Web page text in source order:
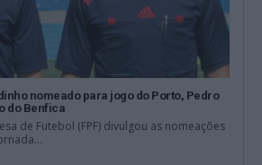
nomeado para jogo do Porto, Pedro
do Benfica
de Futebol (FPF) divulgou as nomeações